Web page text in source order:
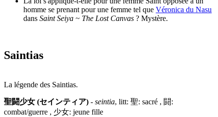
homme se prenant pour une femme tel que Véronica du Nasu
dans Saint Seiya ~ The Lost Canvas ? Mystère.
Saintias
La légende des Saintias.
聖闘少女 (セインティア) - seintia, litt: 聖: sacré , 闘:
combat/guerre , 少女: jeune fille